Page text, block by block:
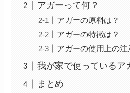
アガーって何？
アガーの原料は？
アガーの特徴は？
アガーの使用上の注
我が家で使っているア
まとめ